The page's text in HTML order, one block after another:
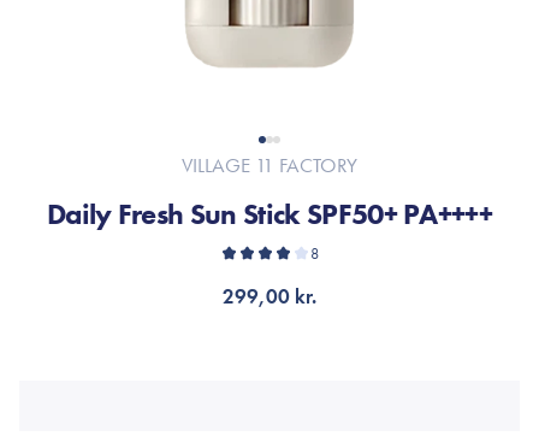
VILLAGE 11 FACTORY
Daily Fresh Sun Stick SPF50+ PA++++
8
299,00 kr.